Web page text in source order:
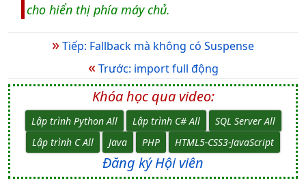
cho hiển thị phía máy chủ.
»Tiếp: Fallback mà không có Suspense
«Trước: import full động
Khóa học qua video:
Lập trình Python All Lập trình C# All
SQL Server All
Lập trình C All
Java PHP HTML5-CSS3-JavaScript
Đăng ký Hội viên